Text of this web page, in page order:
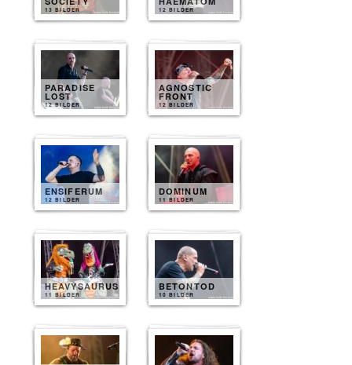
13 BILDER 12 BILDER
PARADISE
LOST
12 BILDER
AGNOSTIC
FRONT
12 BILDER
ENSIFERUM
12 BILDER
DOMINUM
11 BILDER
HEAVYSAURUS
11 BILDER
BETONTOD
10 BILDER